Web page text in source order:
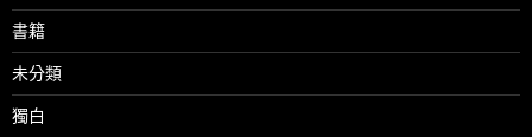
書籍
未分類
獨白